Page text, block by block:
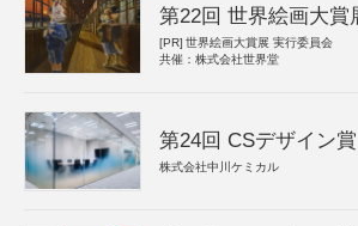
第22回 世界絵画大賞
[PR] 世界絵画大賞展 実行委員会
共催：株式会社世界堂
第24回 CSデザイン
株式会社中川ケミカル